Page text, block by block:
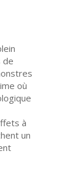
de
où
à
un